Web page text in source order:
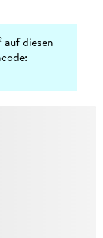
auf diesen